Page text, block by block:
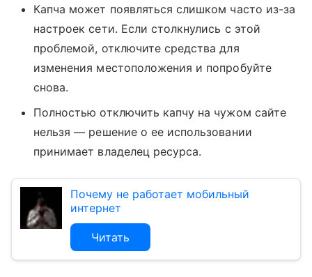
Капча может появляться слишком часто из-за
настроек сети. Если столкнулись с этой
проблемой, отключите средства для
изменения местоположения и попробуйте
снова.
Полностью отключить капчу на чужом сайте
нельзя — решение о ее использовании
принимает владелец ресурса.
Почему не работает мобильный
интернет
Читать